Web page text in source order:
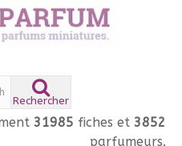
Rechercher
31985 fiches et 3852
parfumeurs.